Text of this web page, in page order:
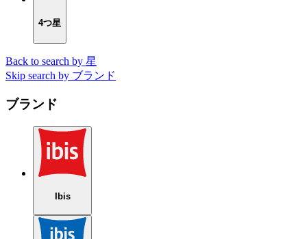
4つ星
Back to search by 星
Skip search by ブランド
ブランド
Ibis